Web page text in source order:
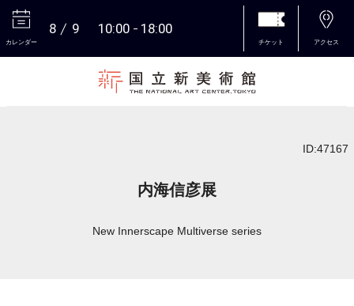
カレンダー
8 9 10:00 18:00
チケット アクセス
ID:47167
内海信彦展
New Innerscape Multiverse series